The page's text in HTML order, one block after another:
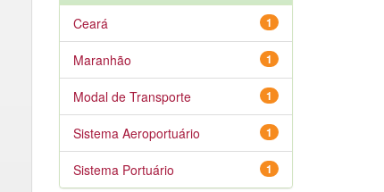
1
Ceará
1
Maranhão
1
Modal de Transporte
1
Sistema Aeroportuário
1
Sistema Portuário